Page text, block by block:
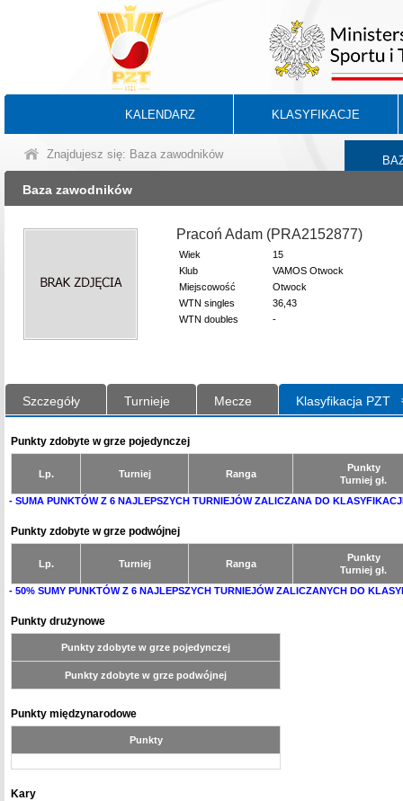
KALENDARZ KLASYFIKACJE
Znajdujesz się: Baza zawodników
Baza zawodników
Pracoń Adam (PRA2152877)
Wiek
15
Klub
VAMOS Otwock
Miejscowość
Otwock
WTN singles
36,43
WTN doubles
-
Szczegóły Turnieje Mecze Klasyfikacja PZT
Punkty zdobyte w grze pojedynczej
Lp. Turniej Ranga
Punkty
Turniej gł.
- SUMA PUNKTÓW Z 6 NAJLEPSZYCH TURNIEJÓW ZALICZANA DO
Punkty zdobyte w grze podwójnej
Lp. Turniej Ranga
Punkty
Turniej gł.
- 50% SUMY PUNKTÓW Z 6 NAJLEPSZYCH TURNIEJÓW ZALICZANYCH DO
Punkty drużynowe
Punkty zdobyte w grze pojedynczej
Punkty zdobyte w grze podwójnej
Punkty międzynarodowe
Punkty
Kary